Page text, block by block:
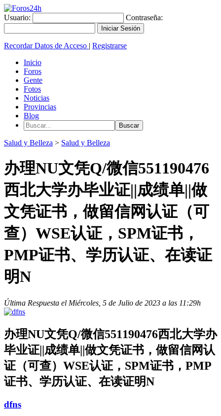
Usuario: Contraseña:
Recordar Datos de Acceso | Registrarse
Inicio
Foros
Gente
Fotos
Noticias
Provincias
Blog
Salud y Belleza > Salud y Belleza
办理NU文凭Q/微信551190476
西北大学办毕业证||成绩单||做
文凭证书，做留信网认证（可
查）WSE认证，SPM证书，
PMP证书、学历认证、在读证
明N
Última Respuesta el Miércoles, 5 de Julio de 2023 a las 11:29h
办理NU文凭Q/微信551190476西北大学办
毕业证||成绩单||做文凭证书，做留信网认
证（可查）WSE认证，SPM证书，PMP
证书、学历认证、在读证明N
dfns